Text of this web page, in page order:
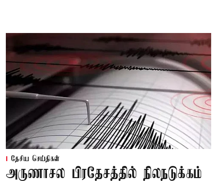
தேசிய செய்திகள்
அருணாசல பிரதேசத்தில் நிலநடுக்கம்